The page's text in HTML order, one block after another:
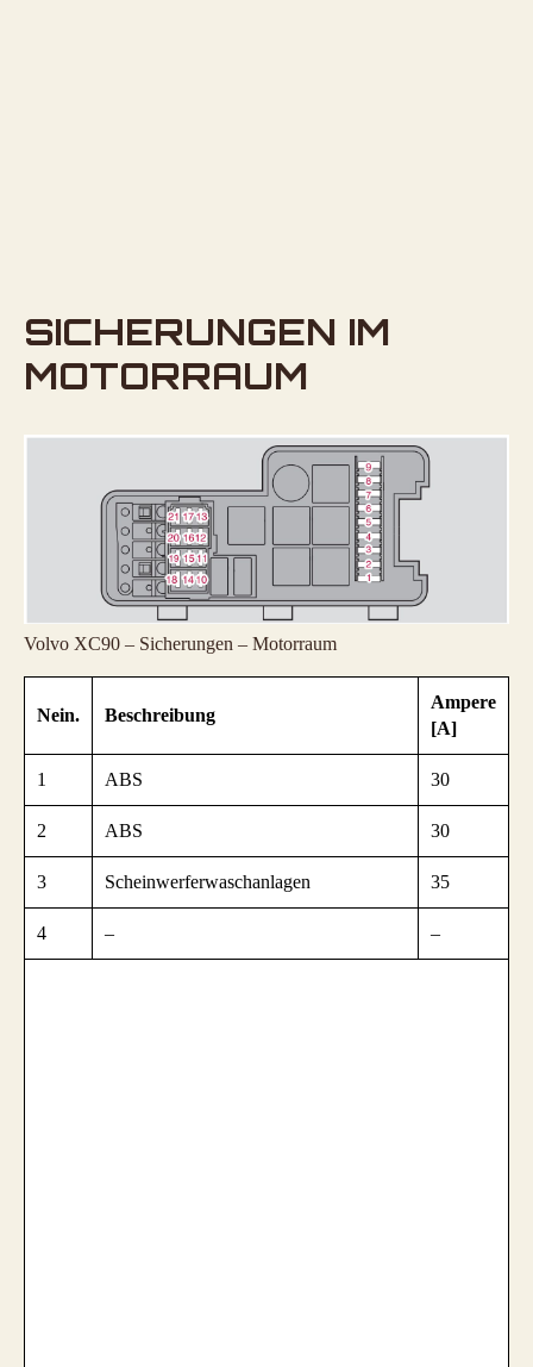
SICHERUNGEN IM
MOTORRAUM
Volvo XC90 – Sicherungen – Motorraum
Nein. Beschreibung
Ampere
[A]
1 ABS 30
2 ABS 30
3 Scheinwerferwaschanlagen 35
4 – –